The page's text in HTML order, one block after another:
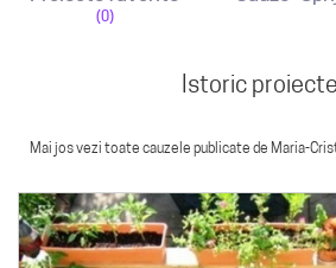
(0)
Istoric proiecte
Mai jos vezi toate cauzele publicate de Maria-